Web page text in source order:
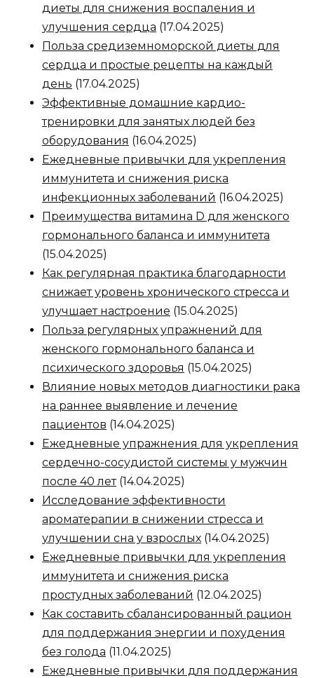
диеты для снижения воспаления и
улучшения сердца (17.04.2025)
Польза средиземноморской диеты для
сердца и простые рецепты на каждый
день (17.04.2025)
Эффективные домашние кардио-
тренировки для занятых людей без
оборудования (16.04.2025)
Ежедневные привычки для укрепления
иммунитета и снижения риска
инфекционных заболеваний (16.04.2025)
Преимущества витамина D для женского
гормонального баланса и иммунитета
(15.04.2025)
Как регулярная практика благодарности
снижает уровень хронического стресса и
улучшает настроение (15.04.2025)
Польза регулярных упражнений для
женского гормонального баланса и
психического здоровья (15.04.2025)
Влияние новых методов диагностики рака
на раннее выявление и лечение
пациентов (14.04.2025)
Ежедневные упражнения для укрепления
сердечно-сосудистой системы у мужчин
после 40 лет (14.04.2025)
Исследование эффективности
ароматерапии в снижении стресса и
улучшении сна у взрослых (14.04.2025)
Ежедневные привычки для укрепления
иммунитета и снижения риска
простудных заболеваний (12.04.2025)
Как составить сбалансированный рацион
для поддержания энергии и похудения
без голода (11.04.2025)
Ежедневные привычки для поддержания